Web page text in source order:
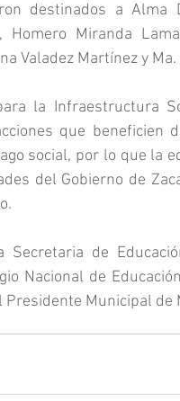
destinados a Alma
Homero Miranda
Valadez Martínez y
la Infraestructura
que beneficien
social, por lo que la
del Gobierno de
de
Nacional de
Municipal de